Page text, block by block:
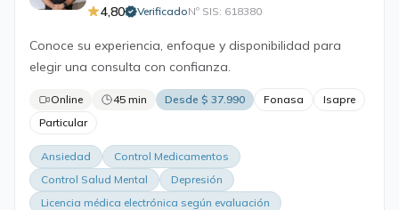
4,80
VerificadoNº SIS: 618380·
Conoce su experiencia, enfoque y disponibilidad para
elegir una consulta con confianza.
Online 45 min Desde $ 37.990 Fonasa
Isapre
Particular
Ansiedad
Control Medicamentos
Control Salud Mental
Depresión
Licencia médica electrónica según evaluación